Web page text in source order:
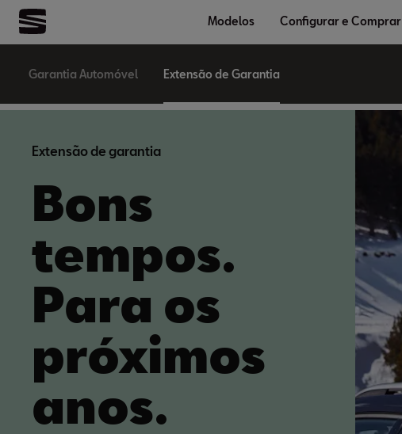
Modelos Configurar e Comprar
Garantia Automóvel Extensão de Garantia
Extensão de garantia
Bons
tempos.
Para os
próximos
anos.